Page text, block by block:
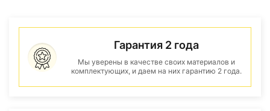
Гарантия 2 года
Мы уверены в качестве своих материалов и
комплектующих, и даем на них гарантию 2 года.